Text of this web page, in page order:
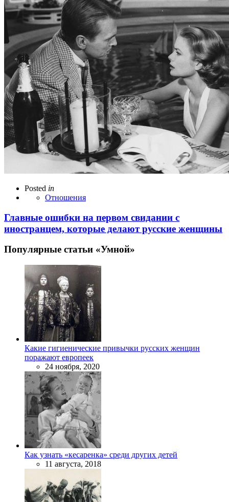
Posted in
Отношения
Главные ошибки на первом свидании с
иностранцем, которые делают русские женщины
Популярные статьи «Умной»
Какие гигиенические привычки русских женщин
поражают европеек
24 ноября, 2020
Как узнать «кесаренка» среди других детей
11 августа, 2018